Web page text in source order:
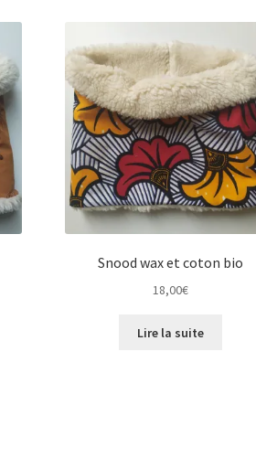
Snood wax et coton bio
18,00€
Lire la suite